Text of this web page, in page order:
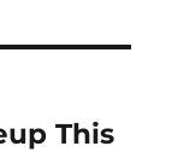
This